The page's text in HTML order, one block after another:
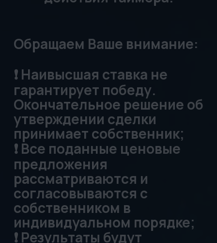
ценовое предложение;
одного лица к
рассмотрению
принимается
исключительно
предложение с
максимальной суммой;
❗️ Цены на сайте не будут
обновляться в процессе
Запроса предложений;
❗️ Время проведения (14
календарных дней)
Запроса предложений не
продлевается.
Предложения необходимо
подать СТРОГО до конца
обозначенного времени.
После обозначенного
времени заявки НЕ
принимаются.